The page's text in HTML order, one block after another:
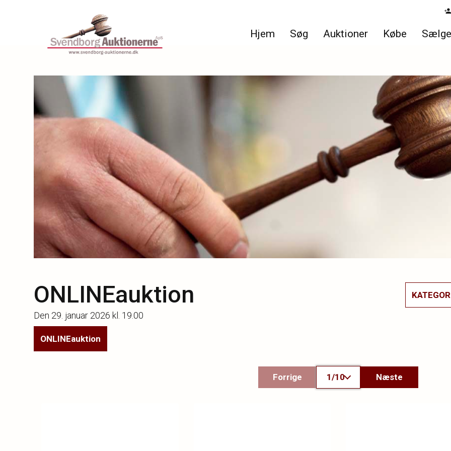
Hjem Søg Auktioner Købe Sælge
ONLINEauktion
Den 29. januar 2026 kl. 19.00
ONLINEauktion
Forrige 1/10 Næste